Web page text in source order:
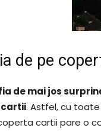
de pe
de mai jos
. Astfel, cu
cartii pare o